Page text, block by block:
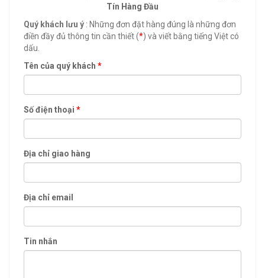
Tín Hàng Đầu
Quý khách lưu ý : Những đơn đặt hàng đúng là những đơn
điền đầy đủ thông tin cần thiết (*) và viết bằng tiếng Việt có
dấu.
Tên của quý khách *
Số điện thoại *
Địa chỉ giao hàng
Địa chỉ email
Tin nhắn